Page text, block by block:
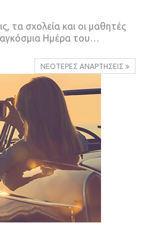
τα σχολεία και οι μαθητές
Ημέρα του…
ΝΕΌΤΕΡΕΣ ΑΝΑΡΤΉΣΕΙΣ